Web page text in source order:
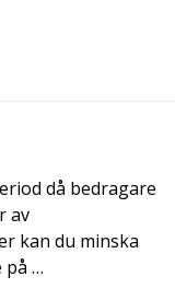
då bedragare
av
kan du minska
på …